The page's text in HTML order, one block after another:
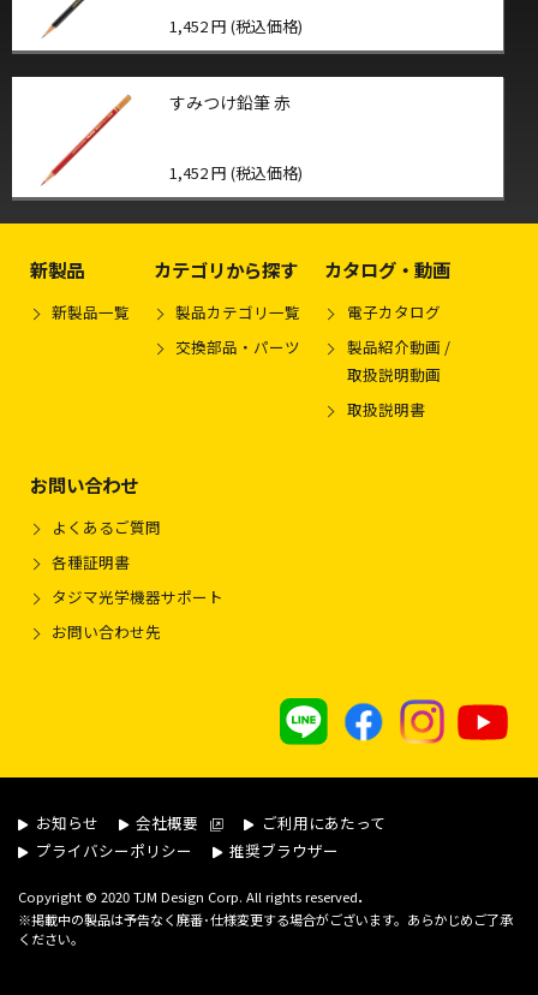
1,452 円 (税込価格)
すみつけ鉛筆 赤
1,452 円 (税込価格)
新製品
新製品一覧
カテゴリから探す
製品カテゴリ一覧
交換部品・パーツ
カタログ・動画
電子カタログ
製品紹介動画 /
取扱説明動画
取扱説明書
お問い合わせ
よくあるご質問
各種証明書
タジマ光学機器サポート
お問い合わせ先
お知らせ 会社概要
ご利用にあたって
プライバシーポリシー
推奨ブラウザー
Copyright © 2020 TJM Design Corp. All rights reserved.
※掲載中の製品は予告なく廃番･仕様変更する場合がございます。あらかじめご了承
ください。